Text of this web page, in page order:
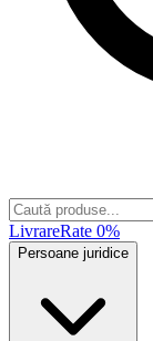
LivrareRate 0%
Persoane juridice